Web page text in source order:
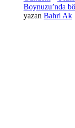
Boynuzu’nda
yazan Bahri Ak